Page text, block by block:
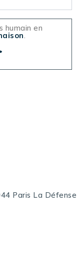
humain en
.
Paris La Défense